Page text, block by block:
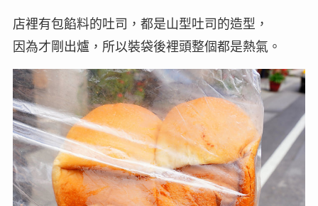
店裡有包餡料的吐司，都是山型吐司的造型，
因為才剛出爐，所以裝袋後裡頭整個都是熱氣。